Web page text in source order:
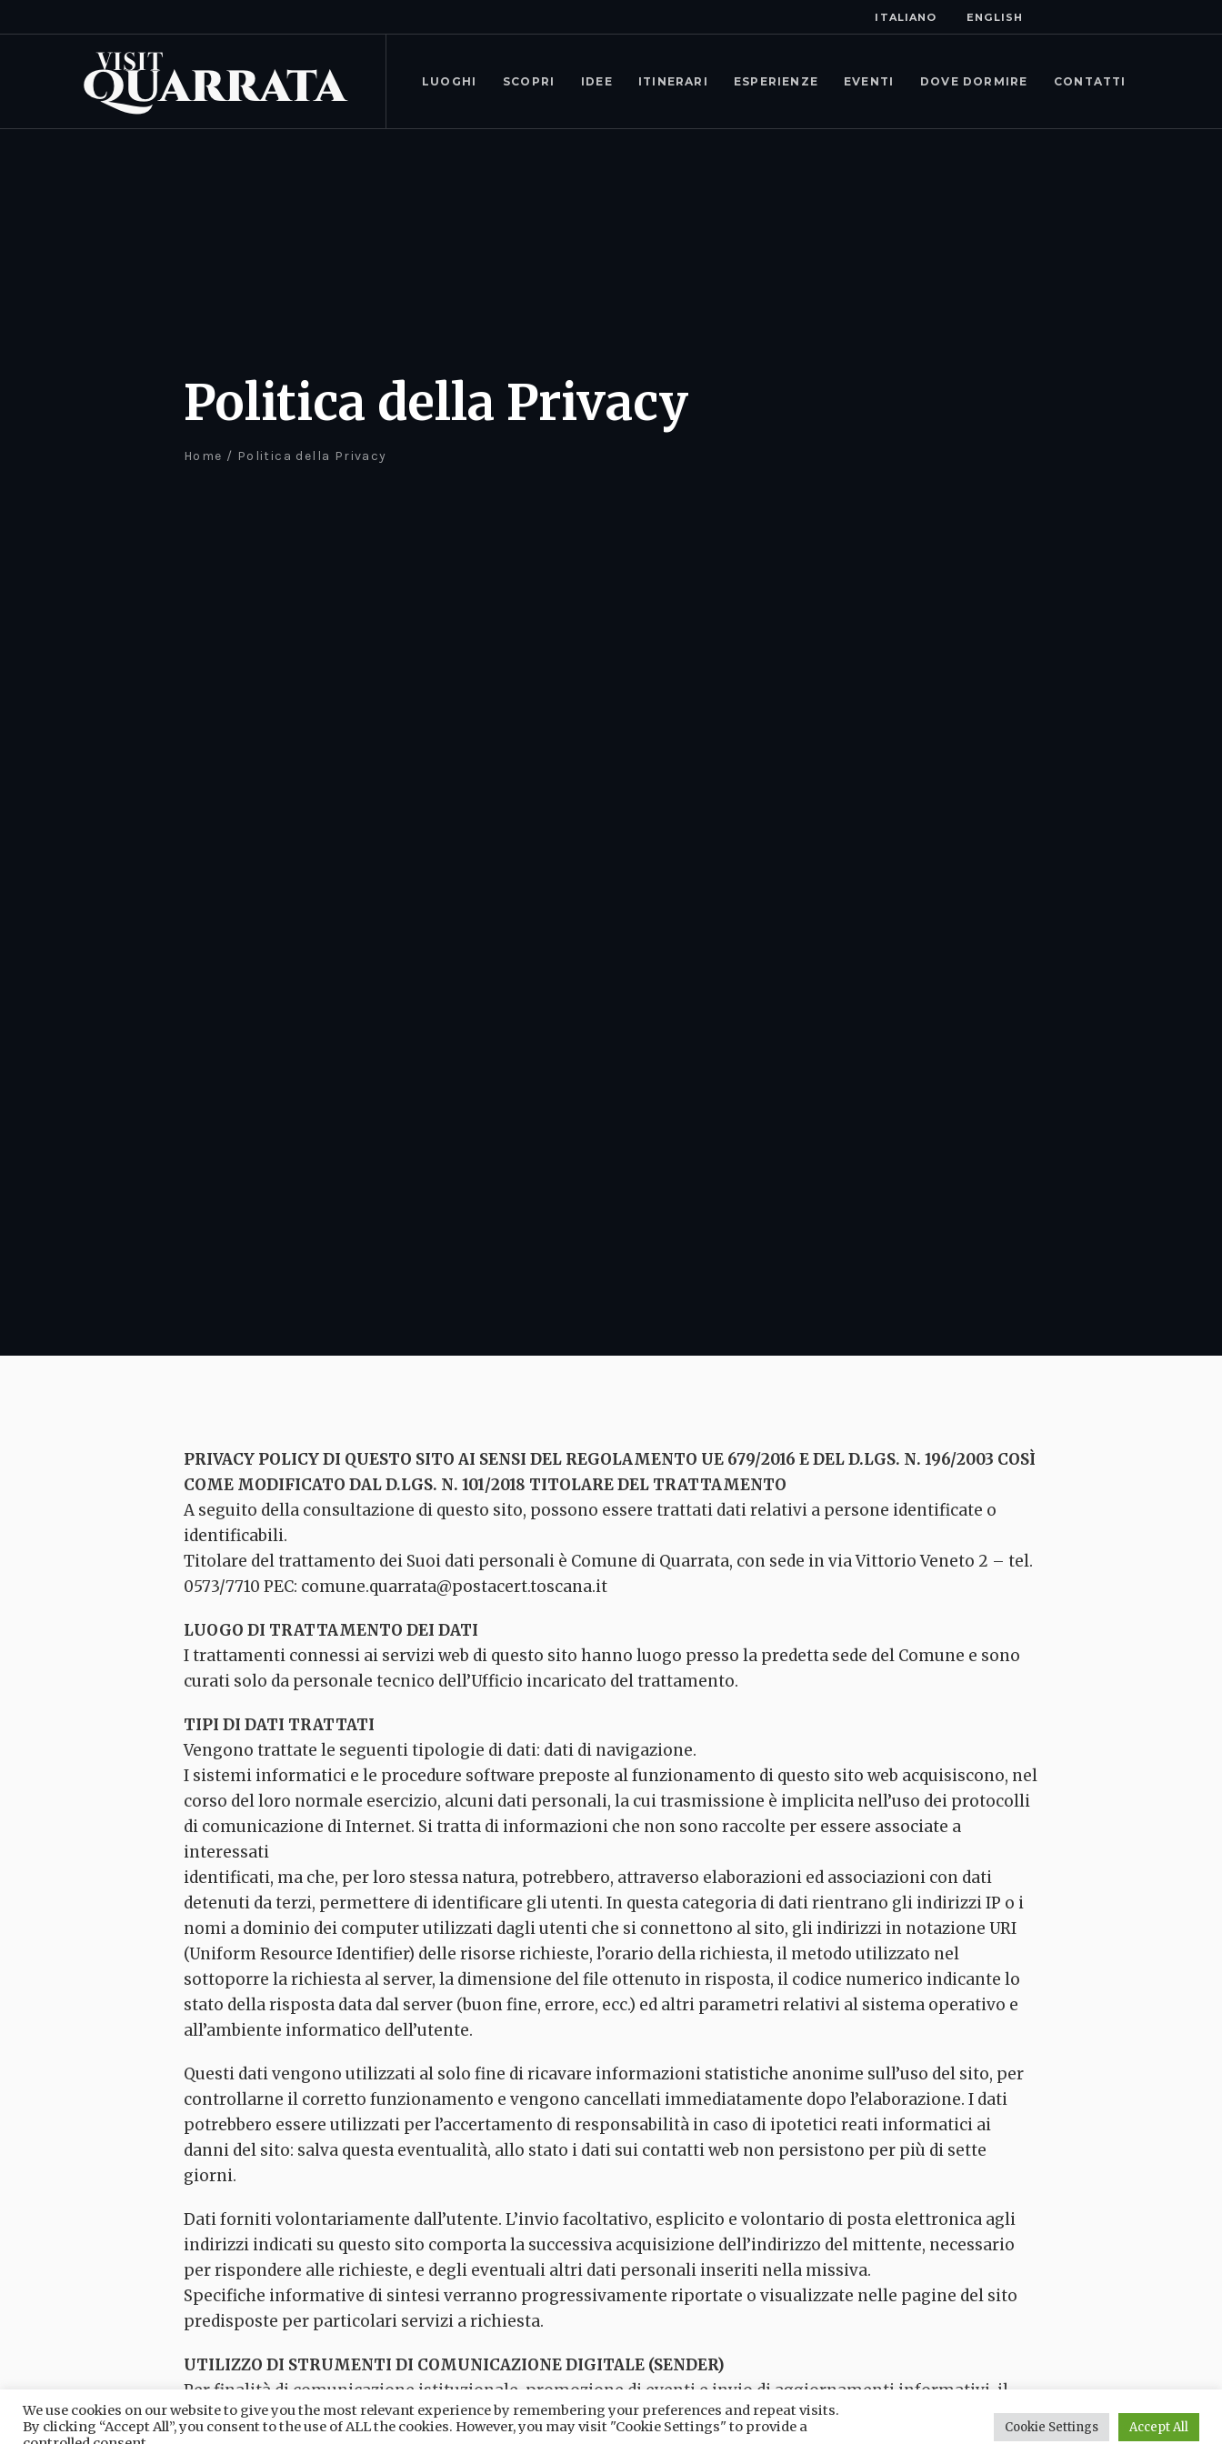
ITALIANO ENGLISH
LUOGHI SCOPRI IDEE ITINERARI ESPERIENZE EVENTI DOVE DORMIRE CONTATTI
Politica della Privacy
Home / Politica della Privacy
PRIVACY POLICY DI QUESTO SITO AI SENSI DEL REGOLAMENTO UE 679/2016 E DEL D.LGS. N. 196/2003 COSÌ
COME MODIFICATO DAL D.LGS. N. 101/2018 TITOLARE DEL TRATTAMENTO
A seguito della consultazione di questo sito, possono essere trattati dati relativi a persone identificate o
identificabili.
Titolare del trattamento dei Suoi dati personali è Comune di Quarrata, con sede in via Vittorio Veneto 2 – tel.
0573/7710 PEC: comune.quarrata@postacert.toscana.it
LUOGO DI TRATTAMENTO DEI DATI
I trattamenti connessi ai servizi web di questo sito hanno luogo presso la predetta sede del Comune e sono
curati solo da personale tecnico dell’Ufficio incaricato del trattamento.
TIPI DI DATI TRATTATI
Vengono trattate le seguenti tipologie di dati: dati di navigazione.
I sistemi informatici e le procedure software preposte al funzionamento di questo sito web acquisiscono, nel
corso del loro normale esercizio, alcuni dati personali, la cui trasmissione è implicita nell’uso dei protocolli
di comunicazione di Internet. Si tratta di informazioni che non sono raccolte per essere associate a
interessati
identificati, ma che, per loro stessa natura, potrebbero, attraverso elaborazioni ed associazioni con dati
detenuti da terzi, permettere di identificare gli utenti. In questa categoria di dati rientrano gli indirizzi IP o i
nomi a dominio dei computer utilizzati dagli utenti che si connettono al sito, gli indirizzi in notazione URI
(Uniform Resource Identifier) delle risorse richieste, l’orario della richiesta, il metodo utilizzato nel
sottoporre la richiesta al server, la dimensione del file ottenuto in risposta, il codice numerico indicante lo
stato della risposta data dal server (buon fine, errore, ecc.) ed altri parametri relativi al sistema operativo e
all’ambiente informatico dell’utente.
Questi dati vengono utilizzati al solo fine di ricavare informazioni statistiche anonime sull’uso del sito, per
controllarne il corretto funzionamento e vengono cancellati immediatamente dopo l’elaborazione. I dati
potrebbero essere utilizzati per l’accertamento di responsabilità in caso di ipotetici reati informatici ai
danni del sito: salva questa eventualità, allo stato i dati sui contatti web non persistono per più di sette
giorni.
Dati forniti volontariamente dall’utente. L’invio facoltativo, esplicito e volontario di posta elettronica agli
indirizzi indicati su questo sito comporta la successiva acquisizione dell’indirizzo del mittente, necessario
per rispondere alle richieste, e degli eventuali altri dati personali inseriti nella missiva.
Specifiche informative di sintesi verranno progressivamente riportate o visualizzate nelle pagine del sito
predisposte per particolari servizi a richiesta.
UTILIZZO DI STRUMENTI DI COMUNICAZIONE DIGITALE (SENDER)
Per finalità di comunicazione istituzionale, promozione di eventi e invio di aggiornamenti informativi, il
Comune di Quarrata utilizza anche la piattaforma Sender, attraverso la quale possono essere trattati dati
We use cookies on our website to give you the most relevant experience by remembering your preferences and repeat visits.
By clicking “Accept All”, you consent to the use of ALL the cookies. However, you may visit "Cookie Settings" to provide a
Cookie Settings Accept All